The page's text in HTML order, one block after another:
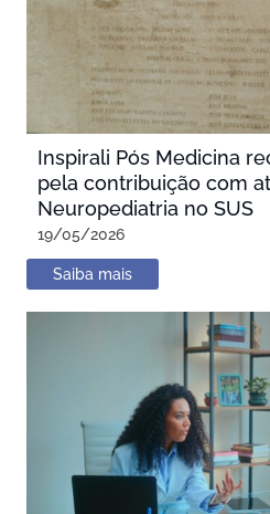
Inspirali Pós Medicina
pela contribuição com
Neuropediatria no SUS
19/05/2026
Saiba mais